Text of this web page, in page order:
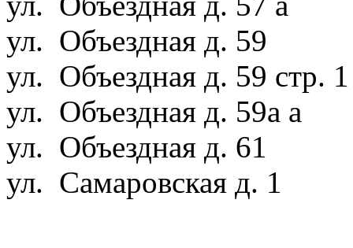
ул. Объездная д. 59
ул. Объездная д. 59 стр.
ул. Объездная д. 59а а
ул. Объездная д. 61
ул. Самаровская д. 1